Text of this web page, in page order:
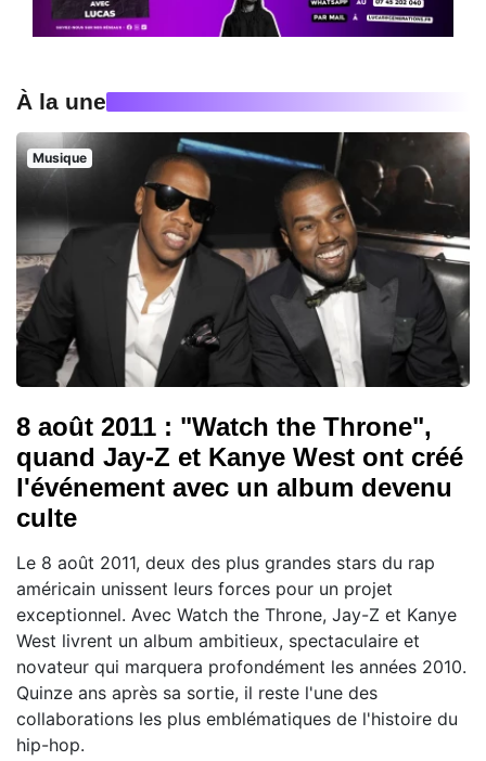
À la une
Musique
8 août 2011 : "Watch the Throne",
quand Jay-Z et Kanye West ont créé
l'événement avec un album devenu
culte
Le 8 août 2011, deux des plus grandes stars du rap
américain unissent leurs forces pour un projet
exceptionnel. Avec Watch the Throne, Jay-Z et Kanye
West livrent un album ambitieux, spectaculaire et
novateur qui marquera profondément les années 2010.
Quinze ans après sa sortie, il reste l'une des
collaborations les plus emblématiques de l'histoire du
hip-hop.